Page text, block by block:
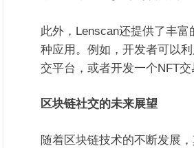
此外，Lenscan还提供了丰
种应用。例如，开发者可以
交平台，或者开发一个NFT交
区块链社交的未来展望
随着区块链技术的不断发展